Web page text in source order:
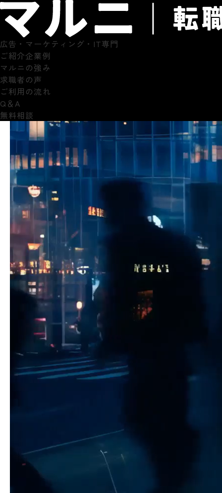
広告・マーケティング・IT専門
ご紹介企業例
マルニの強み
求職者の声
ご利用の流れ
Q＆A
無料相談